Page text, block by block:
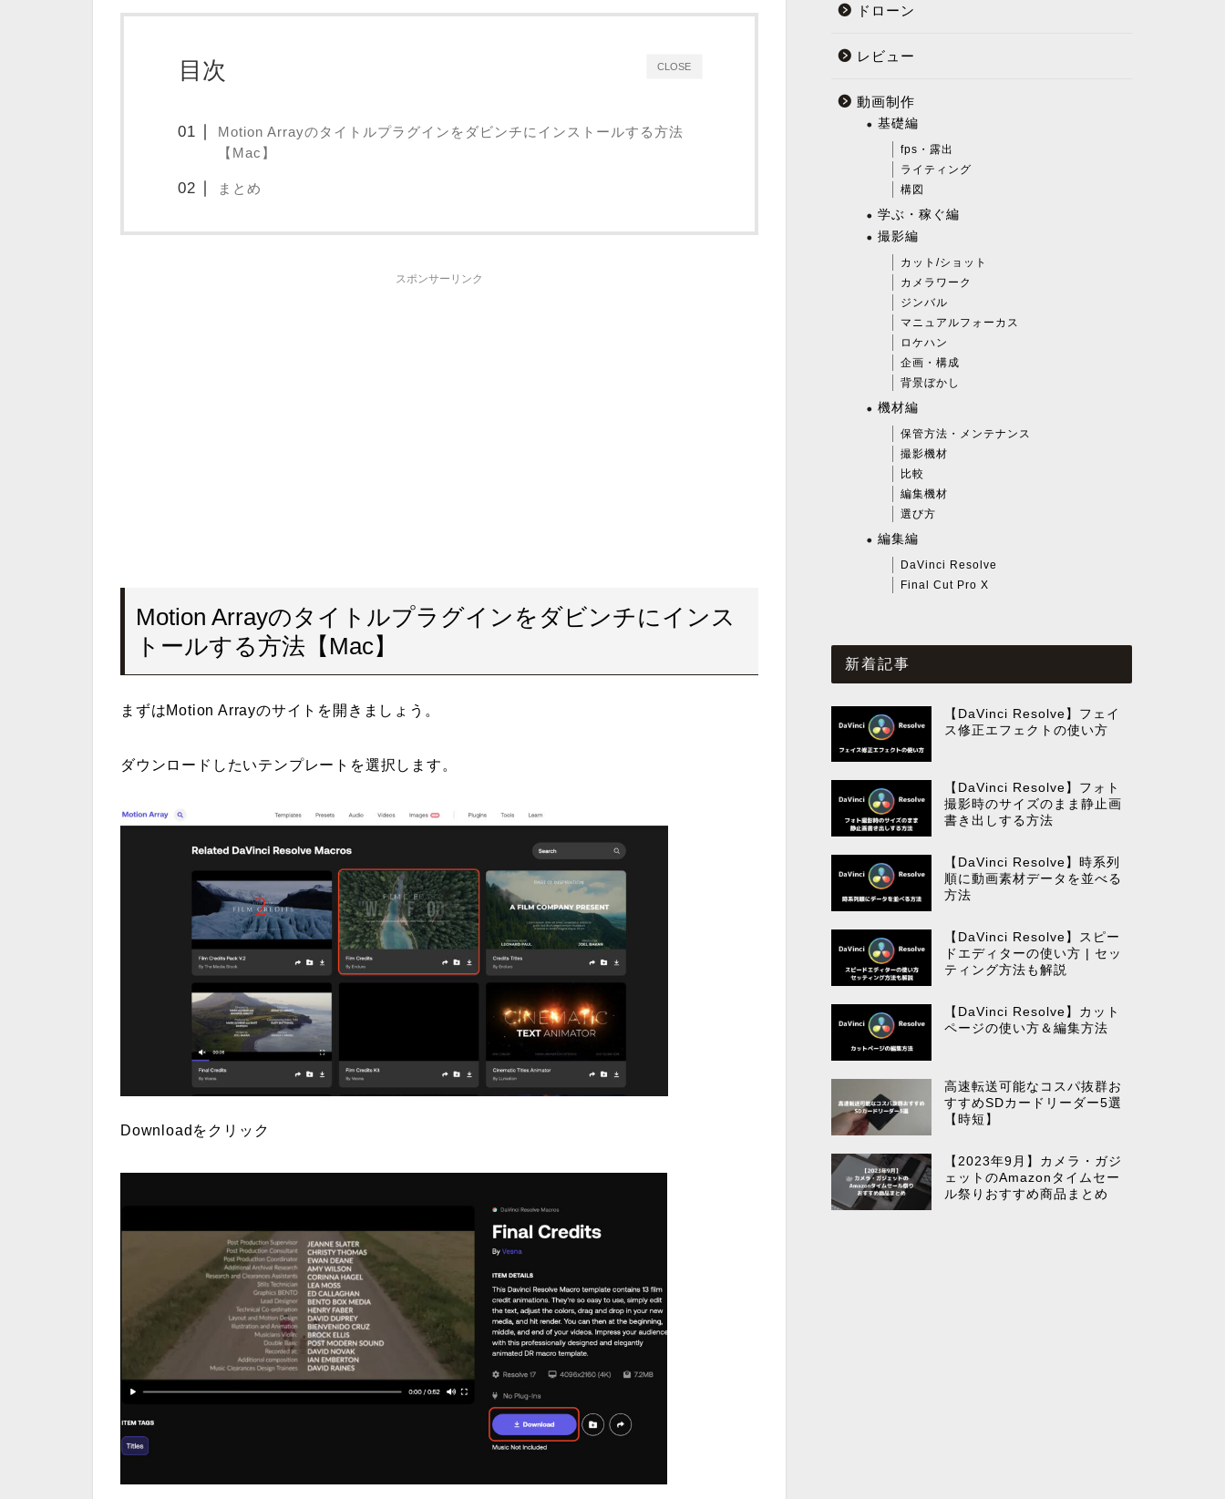
CLOSE
目次
Motion Arrayのタイトルプラグインをダビンチにインストールする方法
【Mac】
まとめ
スポンサーリンク
Motion Arrayのタイトルプラグインをダビンチにインス
トールする方法【Mac】
まずはMotion Arrayのサイトを開きましょう。
ダウンロードしたいテンプレートを選択します。
Downloadをクリック
ドローン
レビュー
動画制作
基礎編
fps・露出
ライティング
構図
学ぶ・稼ぐ編
撮影編
カット/ショット
カメラワーク
ジンバル
マニュアルフォーカス
ロケハン
企画・構成
背景ぼかし
機材編
保管方法・メンテナンス
撮影機材
比較
編集機材
選び方
編集編
DaVinci Resolve
Final Cut Pro X
新着記事
【DaVinci Resolve】フェイ
ス修正エフェクトの使い方
【DaVinci Resolve】フォト
撮影時のサイズのまま静止画
書き出しする方法
【DaVinci Resolve】時系列
順に動画素材データを並べる
方法
【DaVinci Resolve】スピー
ドエディターの使い方 | セッ
ティング方法も解説
【DaVinci Resolve】カット
ページの使い方＆編集方法
高速転送可能なコスパ抜群お
すすめSDカードリーダー5選
【時短】
【2023年9月】カメラ・ガジ
ェットのAmazonタイムセー
ル祭りおすすめ商品まとめ